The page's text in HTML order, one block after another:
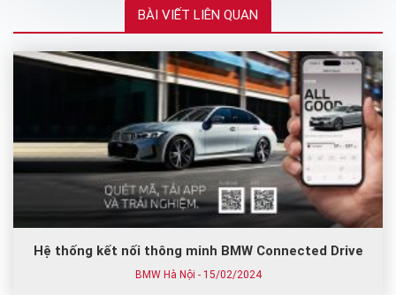
BÀI VIẾT LIÊN QUAN
Hệ thống kết nối thông minh BMW Connected Drive
BMW Hà Nội - 15/02/2024